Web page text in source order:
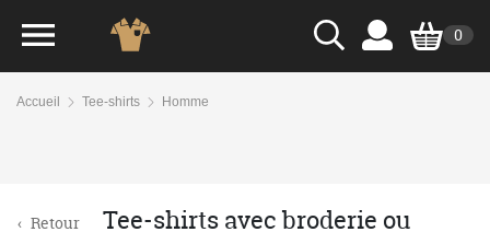
0
Accueil Tee-shirts Homme
‹ Retour
Tee-shirts avec broderie ou